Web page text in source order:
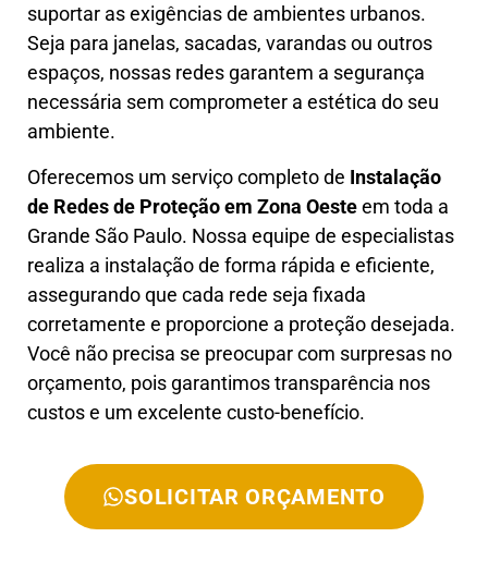
suportar as exigências de ambientes urbanos.
Seja para janelas, sacadas, varandas ou outros
espaços, nossas redes garantem a segurança
necessária sem comprometer a estética do seu
ambiente.
Oferecemos um serviço completo de Instalação
de Redes de Proteção em Zona Oesteem toda a
Grande São Paulo. Nossa equipe de especialistas
realiza a instalação de forma rápida e eficiente,
assegurando que cada rede seja fixada
corretamente e proporcione a proteção desejada.
Você não precisa se preocupar com surpresas no
orçamento, pois garantimos transparência nos
custos e um excelente custo-benefício.
SOLICITAR ORÇAMENTO